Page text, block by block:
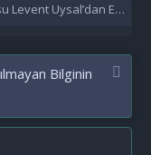
Eğitime Büyük Destek
Bilginin